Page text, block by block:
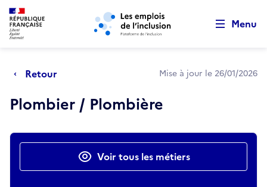
Aller au menu principal Aller au contenu principal
Menu
Retour Mise à jour le 26/01/2026
Plombier / Plombière
Actions rapidesVoir tous les métiers
Retour au début de la page
Panneau de gestion des cookies